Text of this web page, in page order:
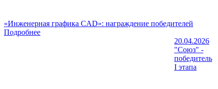
«Инженерная графика CAD»: награждение победителей
Подробнее
20.04.2026
"Союз" -
победитель
I этапа